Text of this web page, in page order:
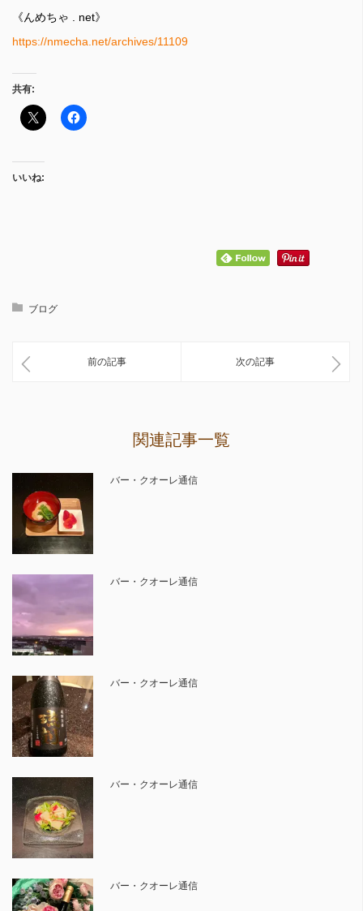
《んめちゃ . net》
https://nmecha.net/archives/11109
共有:
いいね:
ブログ
前の記事 次の記事
関連記事一覧
バー・クオーレ通信
バー・クオーレ通信
バー・クオーレ通信
バー・クオーレ通信
バー・クオーレ通信